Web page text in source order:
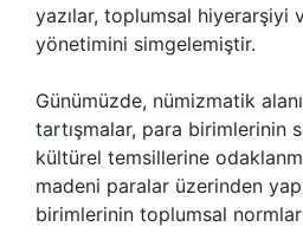
yazılar, toplumsal hiyerarşiyi
yönetimini simgelemiştir.
Günümüzde, nümizmatik
tartışmalar, para birimlerinin
kültürel temsillerine
madeni paralar üzerinden
birimlerinin toplumsal